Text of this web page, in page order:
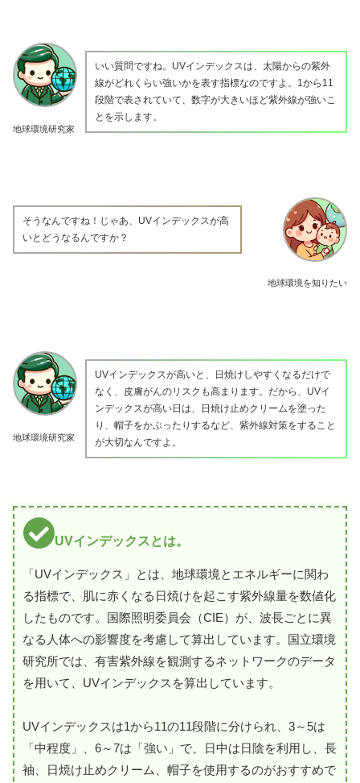
地球環境研究家
いい質問ですね。UVインデックスは、太陽からの紫外
線がどれくらい強いかを表す指標なのですよ。1から11
段階で表されていて、数字が大きいほど紫外線が強いこ
とを示します。
地球環境を知りたい
そうなんですね！じゃあ、UVインデックスが高
いとどうなるんですか？
地球環境研究家
UVインデックスが高いと、日焼けしやすくなるだけで
なく、皮膚がんのリスクも高まります。だから、UVイ
ンデックスが高い日は、日焼け止めクリームを塗った
り、帽子をかぶったりするなど、紫外線対策をすること
が大切なんですよ。
UVインデックスとは。
「UVインデックス」とは、地球環境とエネルギーに関わ
る指標で、肌に赤くなる日焼けを起こす紫外線量を数値化
したものです。国際照明委員会（CIE）が、波長ごとに異
なる人体への影響度を考慮して算出しています。国立環境
研究所では、有害紫外線を観測するネットワークのデータ
を用いて、UVインデックスを算出しています。
UVインデックスは1から11の11段階に分けられ、3～5は
「中程度」、6～7は「強い」で、日中は日陰を利用し、長
袖、日焼け止めクリーム、帽子を使用するのがおすすめで